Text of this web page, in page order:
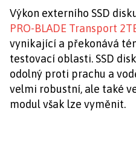
Výkon externího SSD
PRO-BLADE Transport
vynikající a překonává
testovací oblasti. SSD
odolný proti prachu a
velmi robustní, ale také
modul však lze vyměnit.